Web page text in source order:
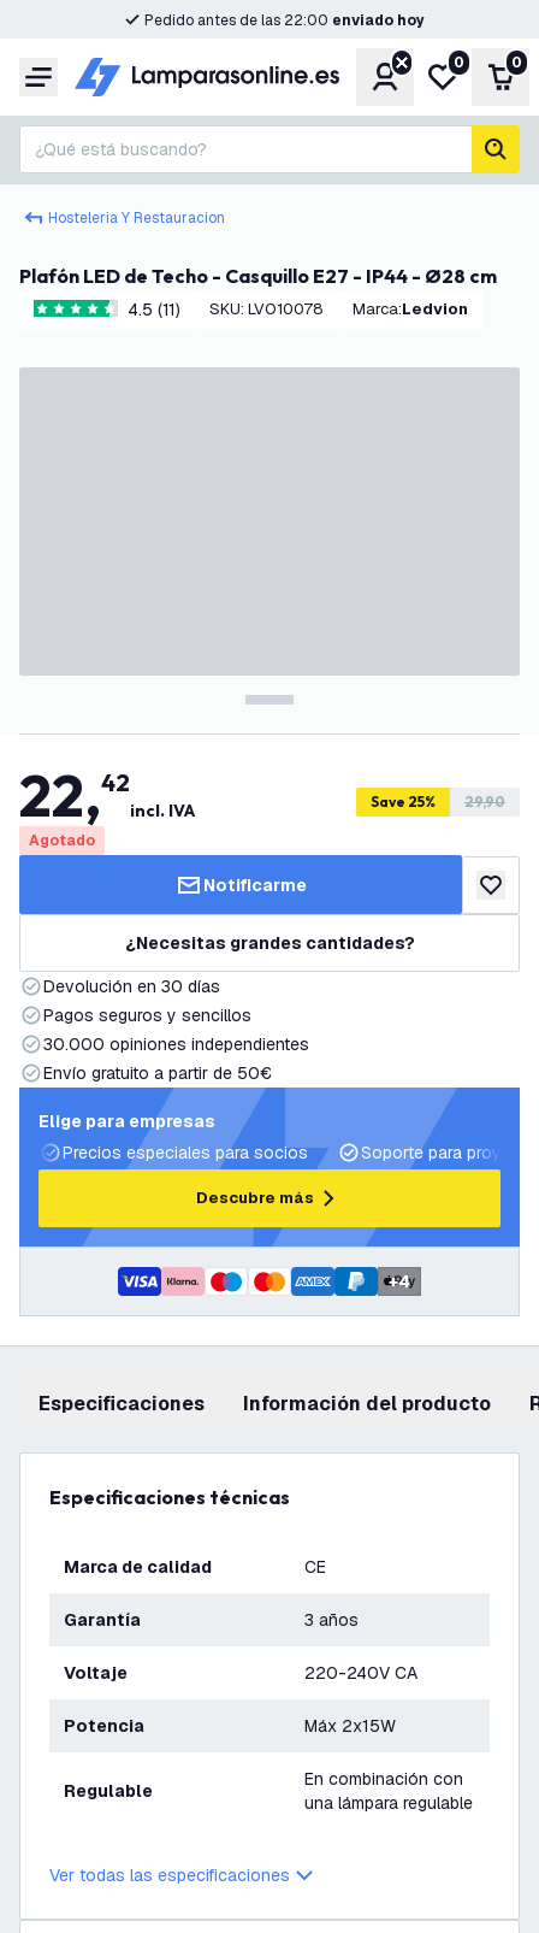
Pedido antes de las 22:00 enviado hoy
Menú CuentaMi lista de
0 0
¿Qué está buscando?
Hosteleria Y Restauracion
Plafón LED de Techo - Casquillo E27 - IP44 - Ø28 cm
4.5 estrellas de puntuación
4.5 (11) SKU: LVO10078 Marca: Ledvion
22,42
incl. IVA Save 25% 29,90
Agotado
Notificarme añadir
¿Necesitas grandes cantidades?
Devolución en 30 días
Pagos seguros y sencillos
30.000 opiniones independientes
Envío gratuito a partir de 50€
Elige para empresas
Precios especiales para socios
Soporte para
Descubre más
+4
Especificaciones información del producto
Especificaciones técnicas
Marca de calidad CE
Garantía 3 años
Voltaje 220-240V CA
Potencia Máx 2x15W
Regulable
En combinación con
una lámpara regulable
Ver todas las especificaciones